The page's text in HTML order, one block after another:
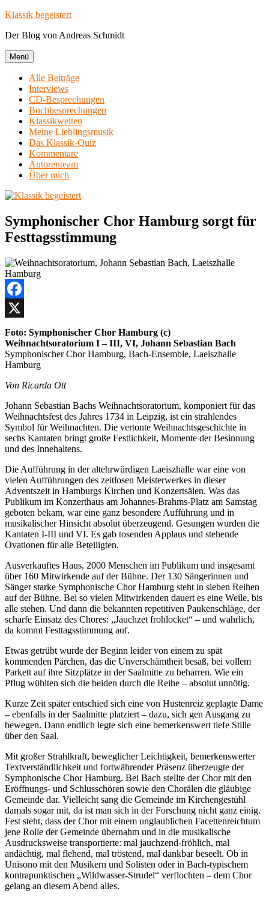
Zum
springen
Klassik begeistert
Der Blog von Andreas Schmidt
Menü
Alle Beiträge
Interviews
CD-Besprechungen
Buchbesprechungen
Klassikwelten
Meine Lieblingsmusik
Das Klassik-Quiz
Kommentare
Autorenteam
Über mich
Symphonischer Chor Hamburg sorgt für
Festtagsstimmung
Facebook
X
Foto: Symphonischer Chor Hamburg (c)
Weihnachtsoratorium I – III, VI, Johann Sebastian Bach
Symphonischer Chor Hamburg, Bach-Ensemble, Laeiszhalle
Hamburg
Von Ricarda Ott
Johann Sebastian Bachs Weihnachtsoratorium, komponiert für das
Weihnachtsfest des Jahres 1734 in Leipzig, ist ein strahlendes
Symbol für Weihnachten. Die vertonte Weihnachtsgeschichte in
sechs Kantaten bringt große Festlichkeit, Momente der Besinnung
und des Innehaltens.
Die Aufführung in der altehrwürdigen Laeiszhalle war eine von
vielen Aufführungen des zeitlosen Meisterwerkes in dieser
Adventszeit in Hamburgs Kirchen und Konzertsälen. Was das
Publikum im Konzerthaus am Johannes-Brahms-Platz am Samstag
geboten bekam, war eine ganz besondere Aufführung und in
musikalischer Hinsicht absolut überzeugend. Gesungen wurden die
Kantaten I-III und VI. Es gab tosenden Applaus und stehende
Ovationen für alle Beteiligten.
Ausverkauftes Haus, 2000 Menschen im Publikum und insgesamt
über 160 Mitwirkende auf der Bühne. Der 130 Sängerinnen und
Sänger starke Symphonische Chor Hamburg steht in sieben Reihen
auf der Bühne. Bei so vielen Mitwirkenden dauert es eine Weile, bis
alle stehen. Und dann die bekannten repetitiven Paukenschläge, der
scharfe Einsatz des Chores: „Jauchzet frohlocket“ – und wahrlich,
da kommt Festtagsstimmung auf.
Etwas getrübt wurde der Beginn leider von einem zu spät
kommenden Pärchen, das die Unverschämtheit besaß, bei vollem
Parkett auf ihre Sitzplätze in der Saalmitte zu beharren. Wie ein
Pflug wühlten sich die beiden durch die Reihe – absolut unnötig.
Kurze Zeit später entschied sich eine von Hustenreiz geplagte Dame
– ebenfalls in der Saalmitte platziert – dazu, sich gen Ausgang zu
bewegen. Dann endlich legte sich eine bemerkenswert tiefe Stille
über den Saal.
Mit großer Strahlkraft, beweglicher Leichtigkeit, bemerkenswerter
Textverständlichkeit und fortwährender Präsenz überzeugte der
Symphonische Chor Hamburg. Bei Bach stellte der Chor mit den
Eröffnungs- und Schlusschören sowie den Chorälen die gläubige
Gemeinde dar. Vielleicht sang die Gemeinde im Kirchengestühl
damals sogar mit, da ist man sich in der Forschung nicht ganz einig.
Fest steht, dass der Chor mit einem unglaublichen Facettenreichtum
jene Rolle der Gemeinde übernahm und in die musikalische
Ausdrucksweise transportierte: mal jauchzend-fröhlich, mal
andächtig, mal flehend, mal tröstend, mal dankbar beseelt. Ob in
Unisono mit den Musikern und Solisten oder in Bach-typischem
kontrapunktischen „Wildwasser-Strudel“ verflochten – dem Chor
gelang an diesem Abend alles.